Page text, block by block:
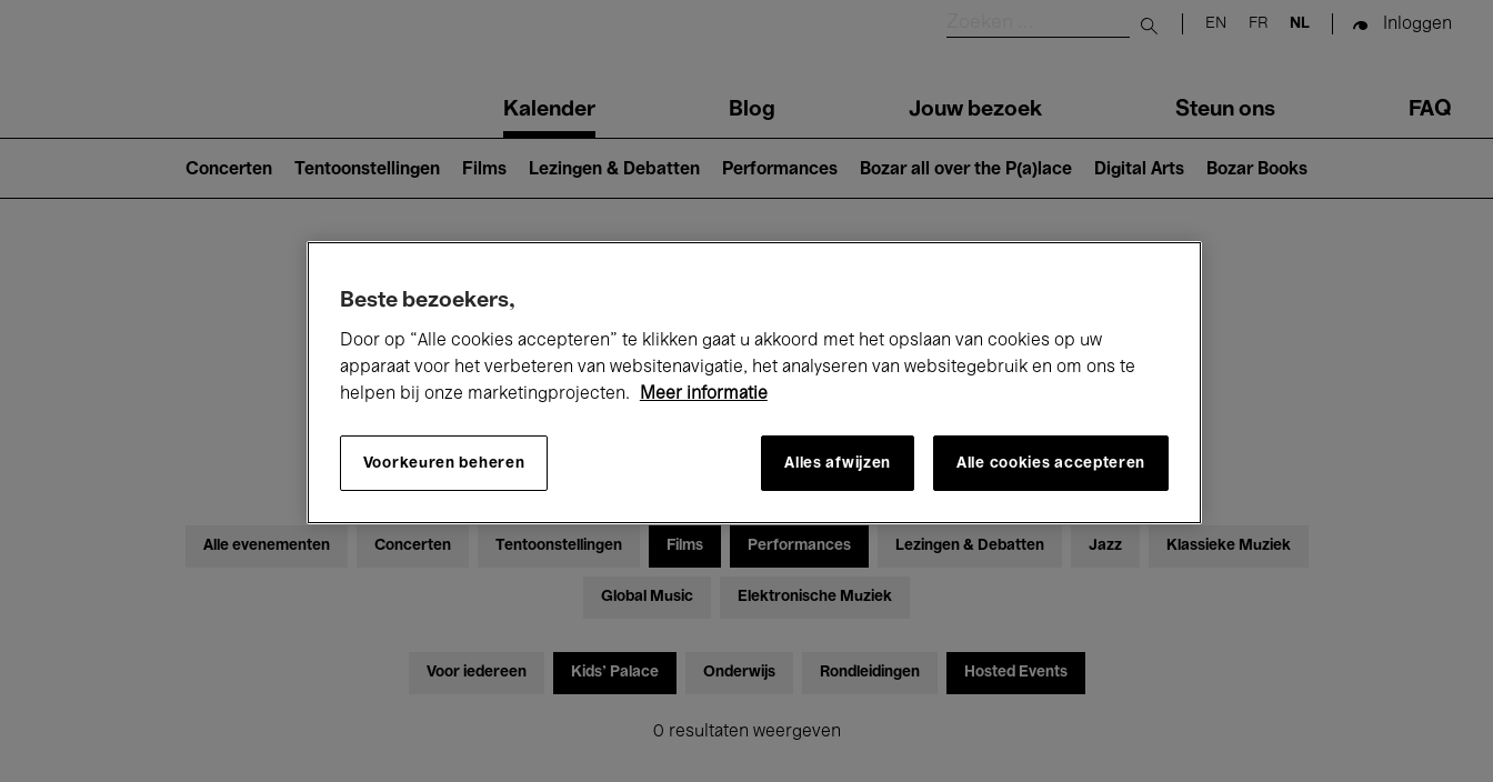
Submit search
EN FR NL Inloggen
navigationKalender Blog Jouw bezoek Steun ons FAQ
2)
Concerten Tentoonstellingen Films Lezingen & Debatten Performances Bozar all over the P(a)lace Digital Arts Bozar Books
Alle evenementen Concerten Tentoonstellingen Films Performances Lezingen & Debatten Jazz Klassieke Muziek
Global Music Elektronische Muziek
Voor iedereen Kids’ Palace Onderwijs Rondleidingen Hosted Events
0 resultaten weergeven
Beste bezoekers,
Door op “Alle cookies accepteren” te klikken gaat u akkoord met het opslaan van cookies op uw
apparaat voor het verbeteren van websitenavigatie, het analyseren van websitegebruik en om ons te
helpen bij onze marketingprojecten.
Meer informatie
Voorkeuren beheren Alles afwijzen Alle cookies accepteren